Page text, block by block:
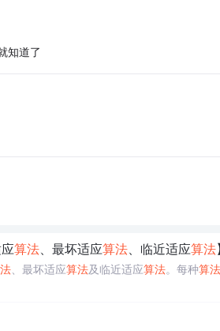
知道了
算法、最坏适应算法、临近适应算法】
、最坏适应算法及临近适应算法。每种算法